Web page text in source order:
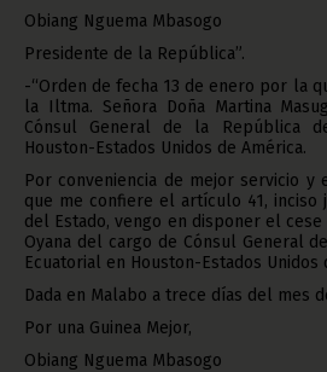
Obiang Nguema Mbasogo
Presidente de la República”.
-“Orden de fecha 13 de enero por la
la Iltma. Señora Doña Martina
Cónsul General de la República
Houston-Estados Unidos de América.
Por conveniencia de mejor servicio y
que me confiere el artículo 41, inciso
del Estado, vengo en disponer el cese
Oyana del cargo de Cónsul General
Ecuatorial en Houston-Estados Unidos
Dada en Malabo a trece días del mes
Por una Guinea Mejor,
Obiang Nguema Mbasogo